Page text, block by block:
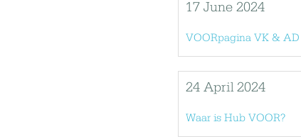
17 June 2024
VOORpagina VK & AD
24 April 2024
Waar is Hub VOOR?